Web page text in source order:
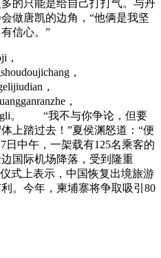
的只能是给自己打打气。与丹
做唐凯的边角，“他俩是我坚
信心。”
，
，
，
，
。 “我不与你争论，但要
上踏过去！”夏侯渊怒道：“便
中午，一架载有125名乘客的
国际机场降落，受到隆重
式上表示，中国恢复出境旅游
。今年，柬埔寨将争取吸引80